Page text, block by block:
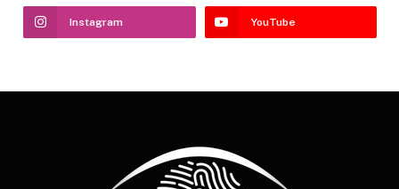
Instagram YouTube